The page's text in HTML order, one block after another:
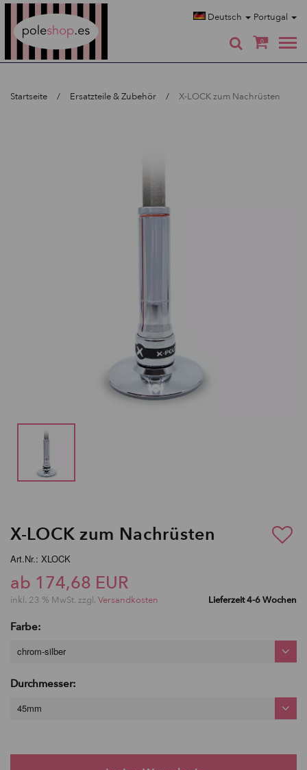
Deutsch Portugal
0
Startseite Ersatzteile & Zubehör X-LOCK zum Nachrüsten
X-LOCK zum Nachrüsten
Art.Nr.: XLOCK
ab 174,68 EUR
inkl. 23 % MwSt. zzgl. Versandkosten Lieferzeit 4-6 Wochen
Farbe:
chrom-silber
Durchmesser:
45mm